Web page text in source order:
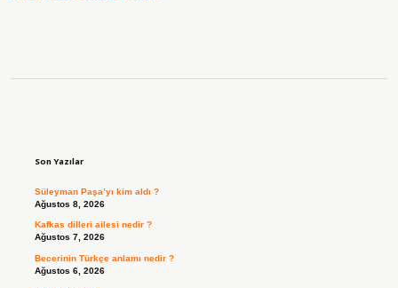
Son Yazılar
Süleyman Paşa’yı kim aldı ?
Ağustos 8, 2026
Kafkas dilleri ailesi nedir ?
Ağustos 7, 2026
Becerinin Türkçe anlamı nedir ?
Ağustos 6, 2026